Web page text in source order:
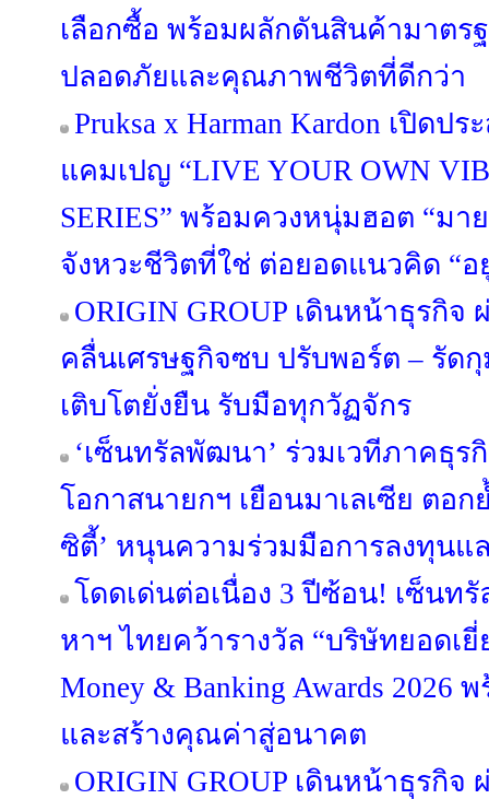
เลือกซื้อ พร้อมผลักดันสินค้ามาตร
ปลอดภัยและคุณภาพชีวิตที่ดีกว่า
Pruksa x Harman Kardon เปิด
แคมเปญ “LIVE YOUR OWN
SERIES” พร้อมควงหนุ่มฮอต “ม
จังหวะชีวิตที่ใช่ ต่อยอดแนวคิด “อ
ORIGIN GROUP เดินหน้าธุรกิจ
คลื่นเศรษฐกิจซบ ปรับพอร์ต – รัด
เติบโตยั่งยืน รับมือทุกวัฏจักร
‘เซ็นทรัลพัฒนา’ ร่วมเวทีภาคธุร
โอกาสนายกฯ เยือนมาเลเซีย ตอ
ซิตี้’ หนุนความร่วมมือการลงทุนแ
โดดเด่นต่อเนื่อง 3 ปีซ้อน! เซ็นท
หาฯ ไทยคว้ารางวัล “บริษัทยอดเ
Money & Banking Awards 2026
และสร้างคุณค่าสู่อนาคต
ORIGIN GROUP เดินหน้าธุรกิจ